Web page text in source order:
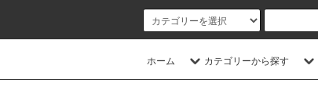
ホーム カテゴリーから探す